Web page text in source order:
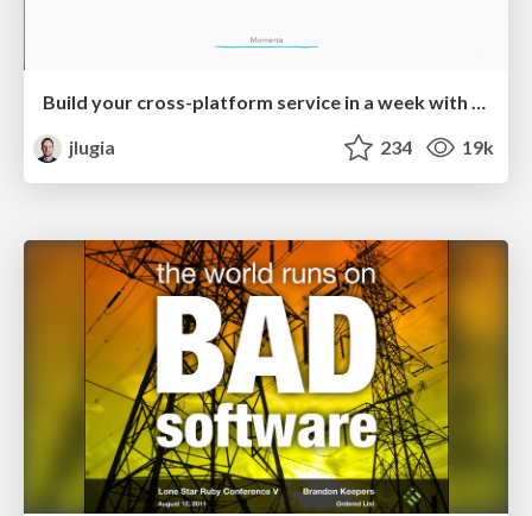
Build your cross-platform service in a week with App Engine
jlugia
234 19k